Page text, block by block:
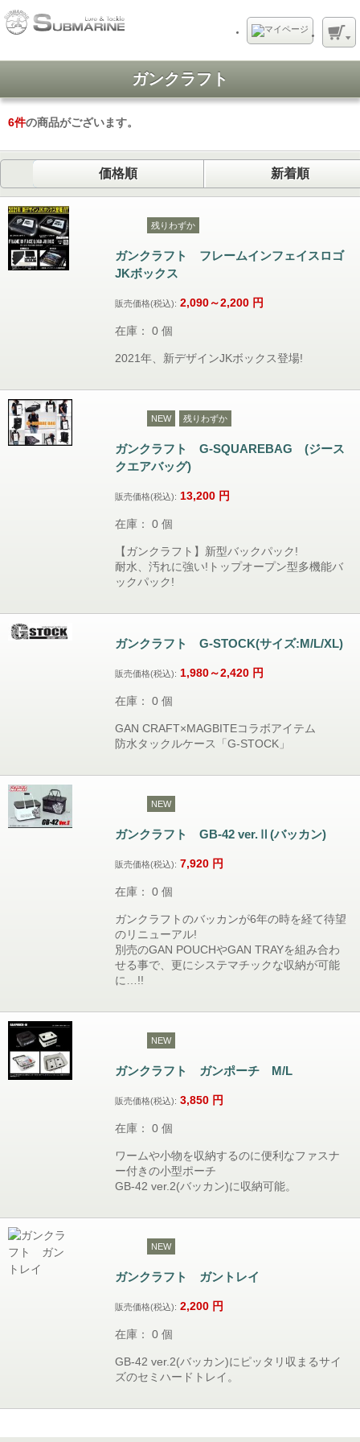
ガンクラフト
6件の商品がございます。
価格順 新着順
残りわずか
ガンクラフト フレームインフェイスロゴ
JKボックス
販売価格(税込): 2,090～2,200 円
在庫： 0 個
2021年、新デザインJKボックス登場!
NEW 残りわずか
ガンクラフト G-SQUAREBAG (ジース
クエアバッグ)
販売価格(税込): 13,200 円
在庫： 0 個
【ガンクラフト】新型バックパック!
耐水、汚れに強い!トップオープン型多機能バ
ックパック!
ガンクラフト G-STOCK(サイズ:M/L/XL)
販売価格(税込): 1,980～2,420 円
在庫： 0 個
GAN CRAFT×MAGBITEコラボアイテム
防水タックルケース「G-STOCK」
NEW
ガンクラフト GB-42 ver.Ⅱ(バッカン)
販売価格(税込): 7,920 円
在庫： 0 個
ガンクラフトのバッカンが6年の時を経て待望
のリニューアル!
別売のGAN POUCHやGAN TRAYを組み合わ
せる事で、更にシステマチックな収納が可能
に…!!
NEW
ガンクラフト ガンポーチ M/L
販売価格(税込): 3,850 円
在庫： 0 個
ワームや小物を収納するのに便利なファスナ
ー付きの小型ポーチ
GB-42 ver.2(バッカン)に収納可能。
NEW
ガンクラフト ガントレイ
販売価格(税込): 2,200 円
在庫： 0 個
GB-42 ver.2(バッカン)にピッタリ収まるサイ
ズのセミハードトレイ。